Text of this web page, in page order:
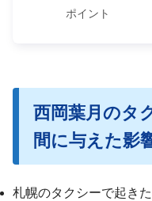
ポイント
西岡葉月のタ
間に与えた影
札幌のタクシーで起き